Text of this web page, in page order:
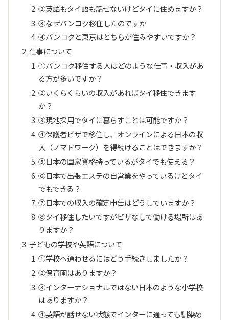
②英語もタイ語も話せないけどタイに住めますか？
③なぜバンコク移住したのですか
④バンコクと東京はどちらが住みやすいですか？
仕事について
①バンコク移住する人はどのような仕事・収入があ
る方が多いですか？
②いくらくらいの収入があればタイ移住できます
か？
③現地採用でタイに暮らすことは可能ですか？
④保護者ビザで移住し、オンラインによる日本の収
入（ノマドワーク）を得続けることはできますか？
⑤日本の国家資格持っているがタイでも使える？
⑥日本で出張エステの自営業をやっているけどタイ
でもできる？
⑦日本での収入の確定申告はどうしていますか？
⑧タイ移住したいですがビザなしで働ける場所はあ
りますか？
子どもの学校や英語について
①学校へ通わせるにはどう手続きしましたか？
②保育園はありますか？
③インターナショナルではない日本のような小学校
はありますか？
④英語が話せない状態でインターに通っても馴染め